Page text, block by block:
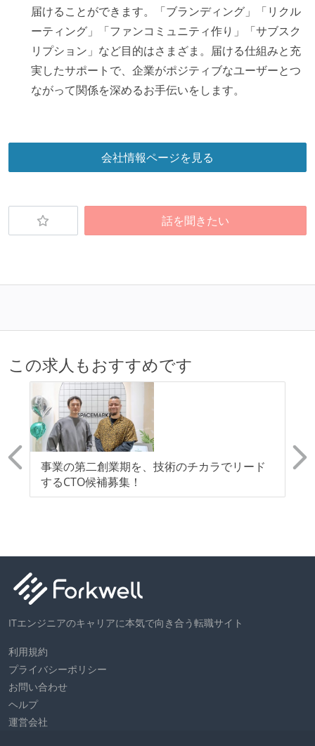
届けることができます。「ブランディング」「リクル
ーティング」「ファンコミュニティ作り」「サブスク
リプション」など目的はさまざま。届ける仕組みと充
実したサポートで、企業がポジティブなユーザーとつ
ながって関係を深めるお手伝いをします。
会社情報ページを見る
話を聞きたい
この求人もおすすめです
事業の第二創業期を、技術のチカラでリード
するCTO候補募集！
ITエンジニアのキャリアに本気で向き合う転職サイト
利用規約
プライバシーポリシー
お問い合わせ
ヘルプ
運営会社